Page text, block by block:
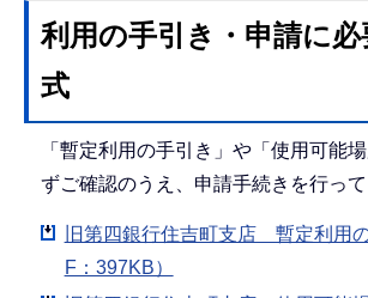
利用の手引き・申請に
式
「暫定利用の手引き」や「使用可能
ずご確認のうえ、申請手続きを行って
旧第四銀行住吉町支店 暫定利用
F：397KB）